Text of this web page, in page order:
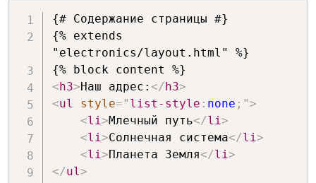
{# Содержание страницы #}
{% extends
"electronics/layout.html" %}
< h3>Наш адрес: </ h3>
<ul style=" list-style : none ; ">
<li>Млечный путь</li>
<li>Солнечная система</li>
<li>Планета Земля</li>
</ul>